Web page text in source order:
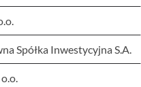
Spółka Inwestycyjna S.A.